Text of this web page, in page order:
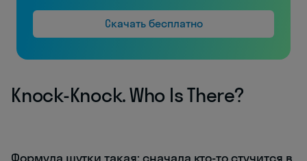
Скачать бесплатно
Knock-Knock. Who Is There?
Формула шутки такая: сначала кто-то стучится в